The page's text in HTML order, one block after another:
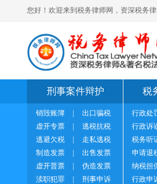
您好！欢迎来到税务律师网，资深税务
刑事案件辩护
销毁账簿
出口骗税
虚开专票
逃税抗税
逃避欠税
走私逃税
制造发票
出售发票
虚开普票
伪造发票
渎职犯罪
刑事申诉
税
行政处
行政诉
税务听
申请退
纳税担
行政申